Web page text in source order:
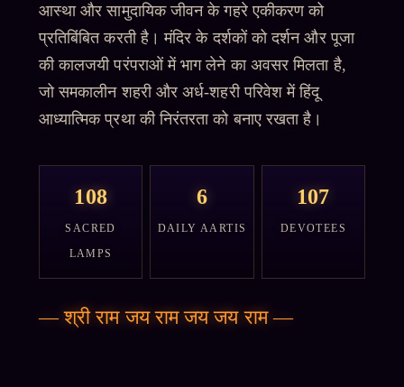
आस्था और सामुदायिक जीवन के गहरे एकीकरण को
प्रतिबिंबित करती है। मंदिर के दर्शकों को दर्शन और पूजा
की कालजयी परंपराओं में भाग लेने का अवसर मिलता है,
जो समकालीन शहरी और अर्ध-शहरी परिवेश में हिंदू
आध्यात्मिक प्रथा की निरंतरता को बनाए रखता है।
108
SACRED
LAMPS
6
DAILY AARTIS
107
DEVOTEES
—श्री राम जय राम जय जय राम—